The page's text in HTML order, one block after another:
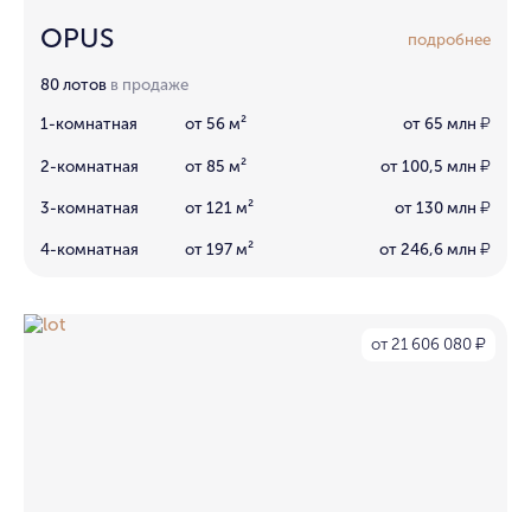
OPUS подробнее
80 лотов в продаже
1-комнатная от 56 м² от 65 млн ₽
2-комнатная от 85 м² от 100,5 млн ₽
3-комнатная от 121 м² от 130 млн ₽
4-комнатная от 197 м² от 246,6 млн ₽
от 21 606 080 ₽